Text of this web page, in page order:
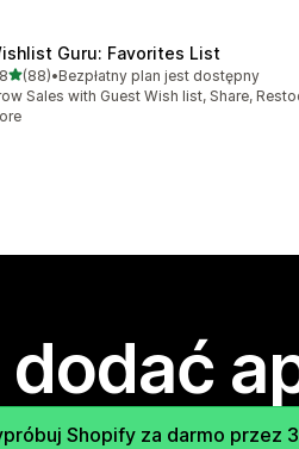
Guru: Favorites List
na 5 gwiazdek
(88)liczba recenzji: 88
•Bezpłatny plan jest dostępny
Sales with Guest Wish list, Share,
Shopify za darmo przez